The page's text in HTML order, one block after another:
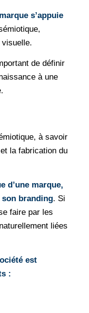
s’appuie
visuelle.
de définir
à une
à savoir
la fabrication du
d’une marque,
son branding. Si
faire par les
liées
est
: